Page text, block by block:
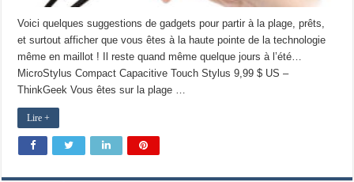
Voici quelques suggestions de gadgets pour partir à la plage, prêts,
et surtout afficher que vous êtes à la haute pointe de la technologie
même en maillot ! Il reste quand même quelque jours à l’été…
MicroStylus Compact Capacitive Touch Stylus 9,99 $ US –
ThinkGeek Vous êtes sur la plage …
Lire +